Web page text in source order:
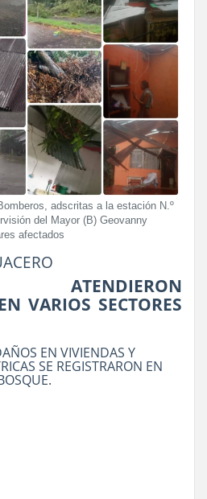
adscritas a la estación N.º
del Mayor (B) Geovanny
afectados
ATENDIERON
VARIOS SECTORES
EN VIVIENDAS Y
SE REGISTRARON EN